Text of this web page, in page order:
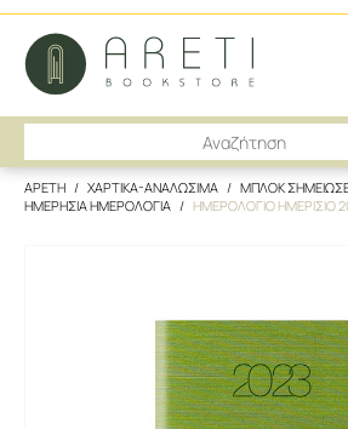
ΑΡΕΤΗ ΧΑΡΤΙΚΑ-ΑΝΑΛΩΣΙΜΑ
ΜΠΛΟΚ
ΗΜΕΡΗΣΙΑ ΗΜΕΡΟΛΟΓΙΑ
ΗΜΕΡΟΛΟΓΙΟ ΗΜΕΡΙΣΙΟ